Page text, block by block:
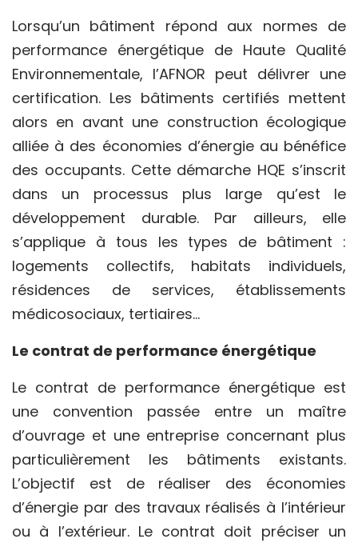
Lorsqu’un bâtiment répond aux normes de
performance énergétique de Haute Qualité
Environnementale, l’AFNOR peut délivrer une
certification. Les bâtiments certifiés mettent
alors en avant une construction écologique
alliée à des économies d’énergie au bénéfice
des occupants. Cette démarche HQE s’inscrit
dans un processus plus large qu’est le
développement durable. Par ailleurs, elle
s’applique à tous les types de bâtiment :
logements collectifs, habitats individuels,
résidences de services, établissements
médicosociaux, tertiaires…
Le contrat de performance énergétique
Le contrat de performance énergétique est
une convention passée entre un maître
d’ouvrage et une entreprise concernant plus
particulièrement les bâtiments existants.
L’objectif est de réaliser des économies
d’énergie par des travaux réalisés à l’intérieur
ou à l’extérieur. Le contrat doit préciser un